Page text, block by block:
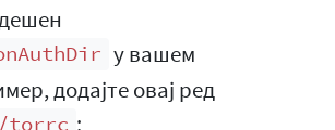
у вашем
додајте овај ред
torrc :